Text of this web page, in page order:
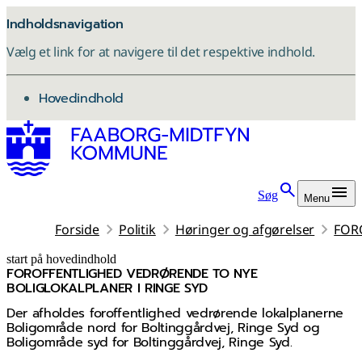
Indholdsnavigation
Vælg et link for at navigere til det respektive indhold.
gå til
Hovedindhold
Søg Menu
Forside Politik Høringer og afgørelser
start på hovedindhold
FOROFFENTLIGHED VEDRØRENDE TO NYE
BOLIGLOKALPLANER I RINGE SYD
Der afholdes foroffentlighed vedrørende lokalplanerne
Boligområde nord for Boltinggårdvej, Ringe Syd og
Boligområde syd for Boltinggårdvej, Ringe Syd.
senest opdateret 29. april 2026